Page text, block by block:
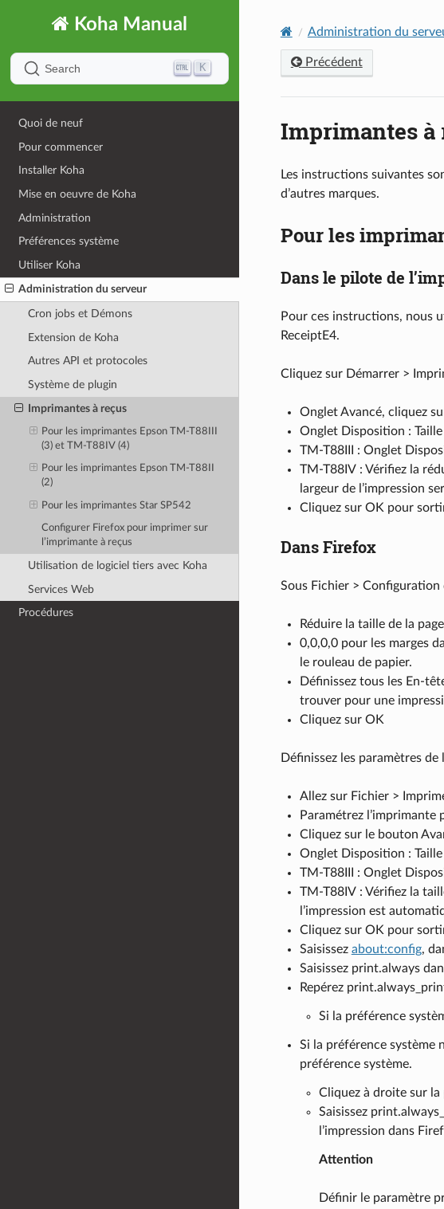
Koha Manual
Search K
Quoi de neuf
Pour commencer
Installer Koha
Mise en oeuvre de Koha
Administration
Préférences système
Utiliser Koha
Administration du serveur
Cron jobs et Démons
Extension de Koha
Autres API et protocoles
Système de plugin
Imprimantes à reçus
Pour les imprimantes Epson TM-T88III
(3) et TM-T88IV (4)
Pour les imprimantes Epson TM-T88II
(2)
Pour les imprimantes Star SP542
Configurer Firefox pour imprimer sur
l’imprimante à reçus
Utilisation de logiciel tiers avec Koha
Services Web
Procédures
Administration du
Précédent
Imprimantes à
Les instructions suivantes
d’autres marques.
Pour les
Dans le pilote de
Pour ces instructions, nous
ReceiptE4.
Cliquez sur Démarrer >
Onglet Avancé, cliquez
Onglet Disposition :
TM-T88III : Onglet
TM-T88IV : Vérifiez la
largeur de l’impression
Cliquez sur OK pour
Dans Firefox
Sous Fichier > Configuration
Réduire la taille de la
0,0,0,0 pour les marges
le rouleau de papier.
Définissez tous les En-
trouver pour une
Cliquez sur OK
Définissez les paramètres
Allez sur Fichier >
Paramétrez l’imprimante
Cliquez sur le bouton
Onglet Disposition :
TM-T88III : Onglet
TM-T88IV : Vérifiez la
l’impression est
Cliquez sur OK pour
Saisissez about:config,
Saisissez print.always
Repérez
Si la préférence
Si la préférence système
préférence système.
Cliquez à droite sur la
Saisissez
l’impression dans
Attention
Définir le paramètre